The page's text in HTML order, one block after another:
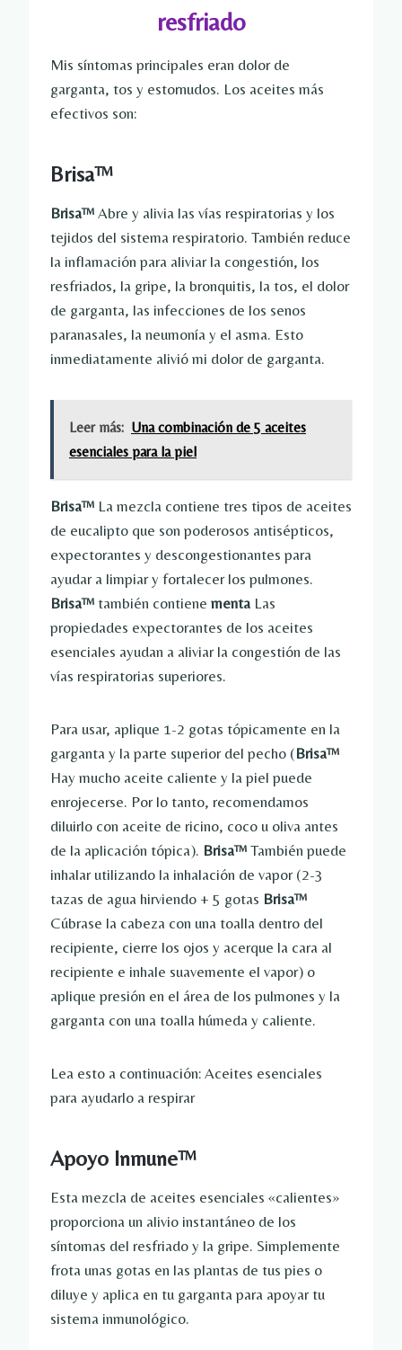
resfriado
Mis síntomas principales eran dolor de
garganta, tos y estornudos. Los aceites más
efectivos son:
Brisa™
Brisa™ Abre y alivia las vías respiratorias y los
tejidos del sistema respiratorio. También reduce
la inflamación para aliviar la congestión, los
resfriados, la gripe, la bronquitis, la tos, el dolor
de garganta, las infecciones de los senos
paranasales, la neumonía y el asma. Esto
inmediatamente alivió mi dolor de garganta.
Leer más: Una combinación de 5 aceites
esenciales para la piel
Brisa™ La mezcla contiene tres tipos de aceites
de eucalipto que son poderosos antisépticos,
expectorantes y descongestionantes para
ayudar a limpiar y fortalecer los pulmones.
Brisa™ también contiene menta Las
propiedades expectorantes de los aceites
esenciales ayudan a aliviar la congestión de las
vías respiratorias superiores.
Para usar, aplique 1-2 gotas tópicamente en la
garganta y la parte superior del pecho (Brisa™
Hay mucho aceite caliente y la piel puede
enrojecerse. Por lo tanto, recomendamos
diluirlo con aceite de ricino, coco u oliva antes
de la aplicación tópica). Brisa™ También puede
inhalar utilizando la inhalación de vapor (2-3
tazas de agua hirviendo + 5 gotas Brisa™
Cúbrase la cabeza con una toalla dentro del
recipiente, cierre los ojos y acerque la cara al
recipiente e inhale suavemente el vapor) o
aplique presión en el área de los pulmones y la
garganta con una toalla húmeda y caliente.
Lea esto a continuación: Aceites esenciales
para ayudarlo a respirar
Apoyo Inmune™
Esta mezcla de aceites esenciales «calientes»
proporciona un alivio instantáneo de los
síntomas del resfriado y la gripe. Simplemente
frota unas gotas en las plantas de tus pies o
diluye y aplica en tu garganta para apoyar tu
sistema inmunológico.